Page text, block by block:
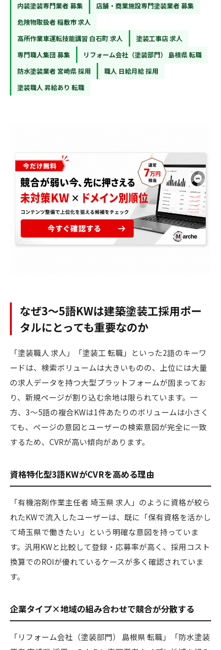
内装塗装専門業者 募集
店舗・商業施設専門塗装業者 募集
危険物取扱者 稲敷市 求人
高所作業車運転技能講習 白石町 求人
塗装工事店 求人
専門職人集団 募集
リフォーム会社（塗装部門） 島根県 転職
防水塗装業者 宮崎県 採用
職人 日給月給 採用
塗装職人 昇給あり 転職
なぜ3〜5語KWは建築塗装工採用ポー
タルにとっても重要なのか
「塗装職人 求人」「塗装工 転職」といった2語のキーワ
ードは、検索ボリュームは大きいものの、上位には大量
の求人データを持つ大型プラットフォームが固まってお
り、新規ページが割り込む余地は限られています。一
方、3〜5語の複合KWは1件あたりのボリュームは小さく
ても、ページの意図とユーザーの検索意図が完全に一致
するため、CVRが高い傾向があります。
資格特化型3語KWがCVRを高める理由
「有機溶剤作業主任者 埼玉県 求人」のように資格が絞ら
れたKWで流入したユーザーは、既に「保有資格を活かし
て埼玉県で働きたい」という明確な意図を持っていま
す。汎用KWと比較して登録・応募率が高く、採用コスト
換算でのROIが優れているケースが多く確認されていま
す。
企業タイプ×地域の組み合わせで競合が分散する
「リフォーム会社（塗装部門） 島根県 転職」「防水塗装